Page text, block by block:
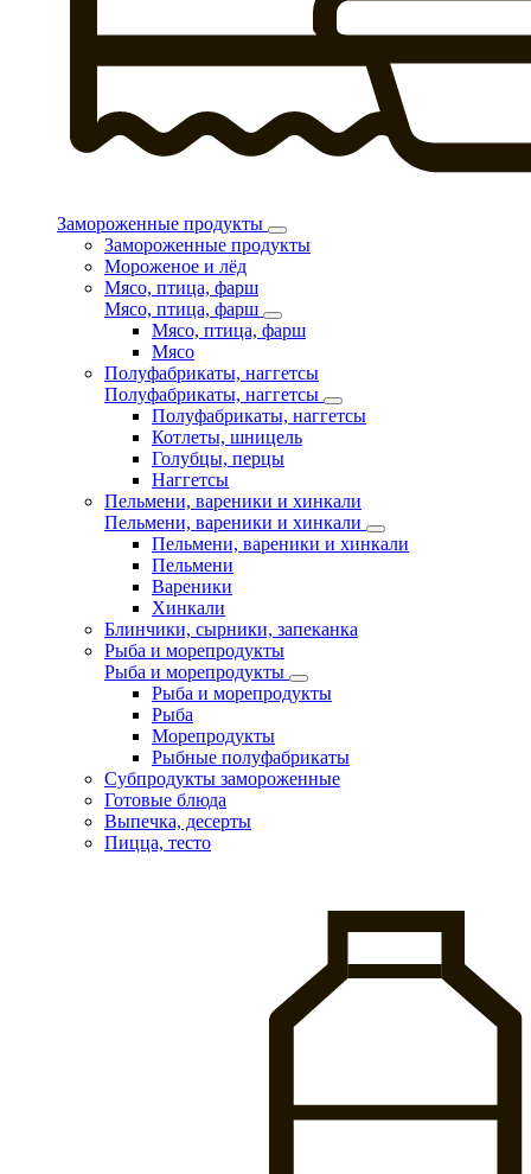
Замороженные продукты
Замороженные продукты
Мороженое и лёд
Мясо, птица, фарш
Мясо, птица, фарш
Мясо, птица, фарш
Мясо
Полуфабрикаты, наггетсы
Полуфабрикаты, наггетсы
Полуфабрикаты, наггетсы
Котлеты, шницель
Голубцы, перцы
Наггетсы
Пельмени, вареники и хинкали
Пельмени, вареники и хинкали
Пельмени, вареники и хинкали
Пельмени
Вареники
Хинкали
Блинчики, сырники, запеканка
Рыба и морепродукты
Рыба и морепродукты
Рыба и морепродукты
Рыба
Морепродукты
Рыбные полуфабрикаты
Субпродукты замороженные
Готовые блюда
Выпечка, десерты
Пицца, тесто